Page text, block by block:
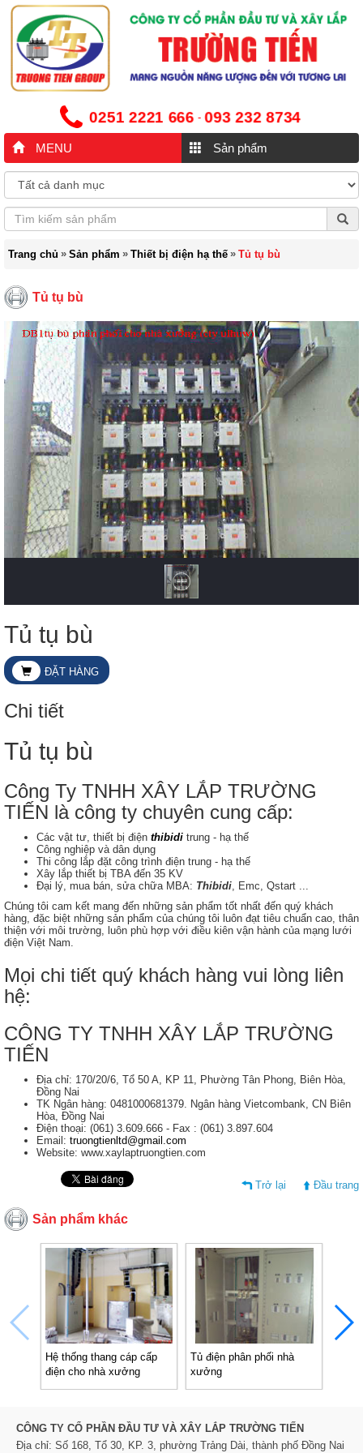
0251 2221 666 -093 232 8734
MENU Sản phẩm
Trang chủ » Sản phẩm » Thiết bị điện hạ thế » Tủ tụ bù
Tủ tụ bù
Tủ tụ bù
ĐẶT HÀNG
Chi tiết
Tủ tụ bù
Công Ty TNHH XÂY LẮP TRƯỜNG
TIẾN là công ty chuyên cung cấp:
Các vật tư, thiết bị điện thibidi trung - hạ thế
Công nghiệp và dân dụng
Thi công lắp đặt công trình điện trung - hạ thế
Xây lắp thiết bị TBA đến 35 KV
Đại lý, mua bán, sửa chữa MBA: Thibidi , Emc, Qstart ...
Chúng tôi cam kết mang đến những sản phẩm tốt nhất đến quý khách
hàng, đặc biệt những sản phẩm của chúng tôi luôn đạt tiêu chuẩn cao, thân
thiện với môi trường, luôn phù hợp với điều kiên vận hành của mạng lưới
điện Việt Nam.
Mọi chi tiết quý khách hàng vui lòng liên
hệ:
CÔNG TY TNHH XÂY LẮP TRƯỜNG
TIẾN
Địa chỉ: 170/20/6, Tổ 50 A, KP 11, Phường Tân Phong, Biên Hòa,
Đồng Nai
TK Ngân hàng: 0481000681379. Ngân hàng Vietcombank, CN Biên
Hòa, Đồng Nai
Điện thoại: (061) 3.609.666 - Fax : (061) 3.897.604
Email: truongtienltd@gmail.com
Website: www.xaylaptruongtien.com
Trở lại Đầu trang
Sản phẩm khác
Hệ thống thang cáp cấp
điện cho nhà xưởng
Tủ điện phân phối nhà
xưởng
CÔNG TY CỔ PHẦN ĐẦU TƯ VÀ XÂY LẮP TRƯỜNG TIẾN
Địa chỉ: Số 168, Tổ 30, KP. 3, phường Trảng Dài, thành phố Đồng Nai